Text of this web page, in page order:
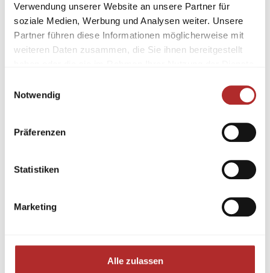
Verwendung unserer Website an unsere Partner für
soziale Medien, Werbung und Analysen weiter. Unsere
Partner führen diese Informationen möglicherweise mit
weiteren Daten zusammen, die Sie ihnen bereitgestellt
Notwendig
Präferenzen
Statistiken
Marketing
Alle zulassen